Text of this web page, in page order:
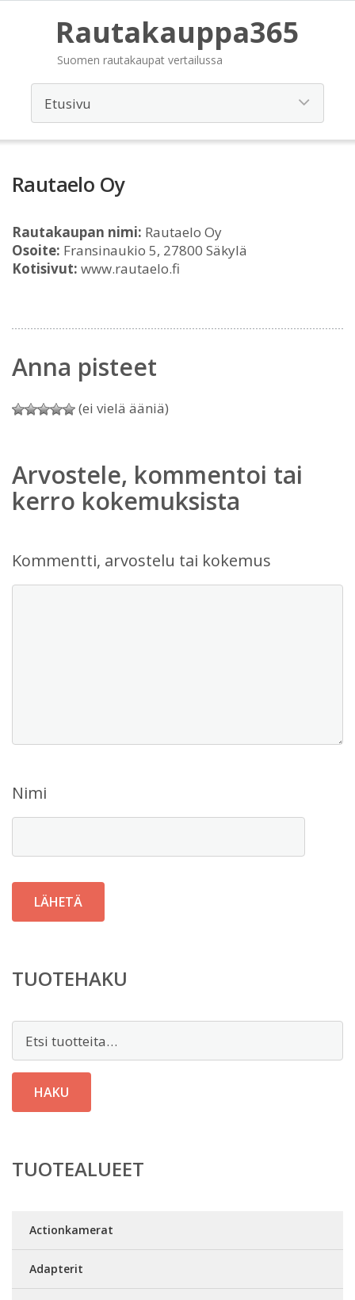
Rautakauppa365
Suomen rautakaupat vertailussa
Rautaelo Oy
Rautakaupan nimi: Rautaelo Oy
Osoite: Fransinaukio 5, 27800 Säkylä
Kotisivut: www.rautaelo.fi
Anna pisteet
(ei vielä ääniä)
Arvostele, kommentoi tai
kerro kokemuksista
Kommentti, arvostelu tai kokemus
Nimi
TUOTEHAKU
HAKU
TUOTEALUEET
Actionkamerat
Adapterit